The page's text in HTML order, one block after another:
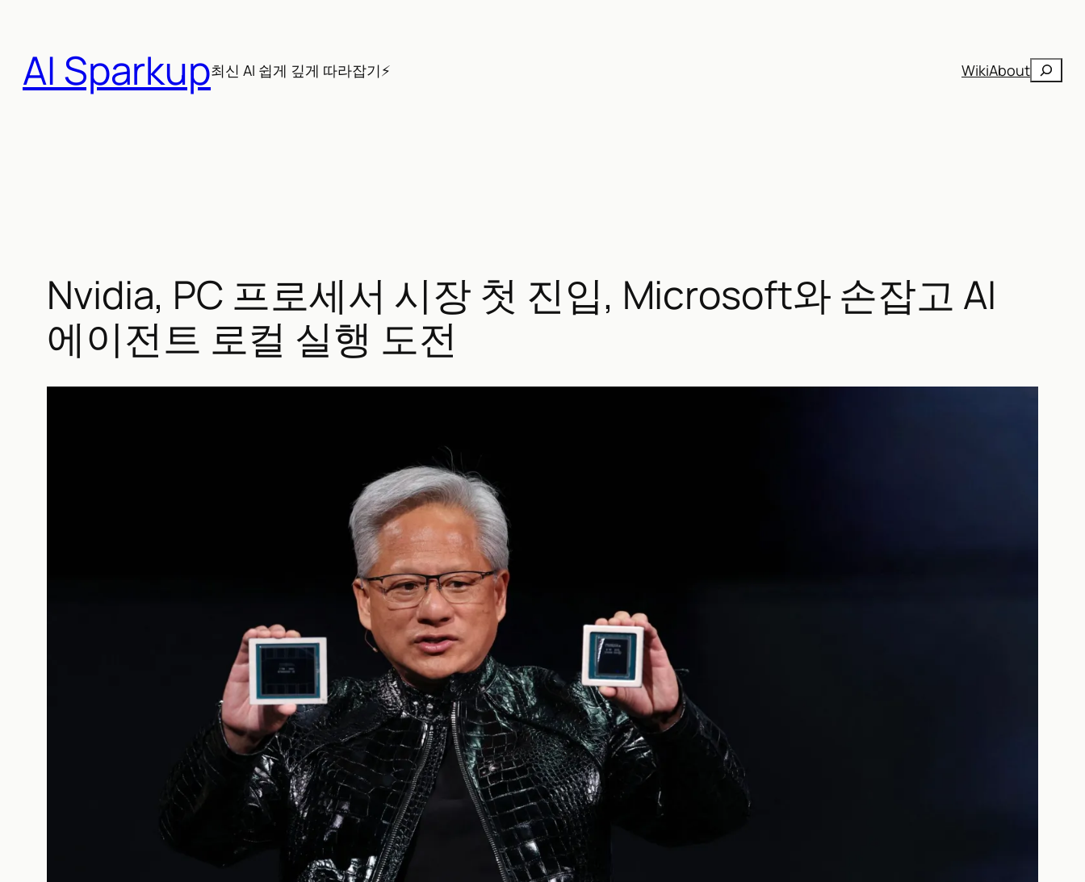
AI Sparkup최신 AI 쉽게 깊게 따라잡기⚡ WikiAbout검
Nvidia, PC 프로세서 시장 첫 진입, Microsoft와 손잡고 AI
에이전트 로컬 실행 도전